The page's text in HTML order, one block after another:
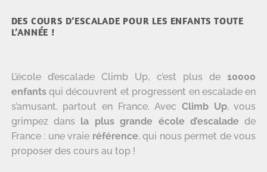
DES COURS D’ESCALADE POUR LES ENFANTS TOUTE
L’ANNÉE !
L’école d’escalade Climb Up, c’est plus de10000
enfantsqui découvrent et progressent en escalade en
s’amusant, partout en France. Avec Climb Up, vous
grimpez dans la plus grande école d’escalade de
France : une vraie référence, qui nous permet de vous
proposer des cours au top !